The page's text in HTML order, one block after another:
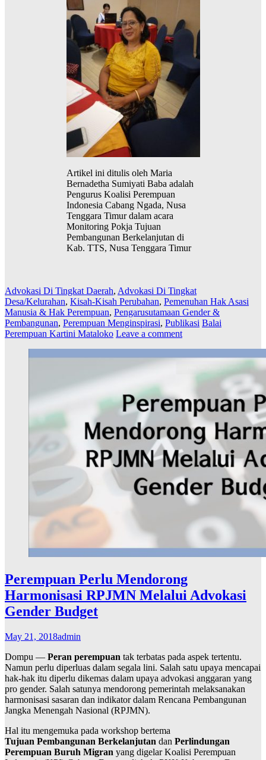
Artikel ini ditulis oleh Maria
Bernadetha Sumiyati Baba adalah
Pengurus Koalisi Perempuan
Indonesia Cabang Ngada, Nusa
Tenggara Timur dalam acara
Monitoring Pokja Tujuan
Pembangunan Berkelanjutan di
Kab. TTS, Nusa Tenggara Timur
Advokasi Di Tingkat Daerah, Advokasi Di Tingkat
Desa/Kelurahan, Kisah-Kisah Perubahan, Pemenuhan Hak Asasi
Manusia & Hak Perempuan, Pengarusutamaan Gender &
Pembangunan, Perempuan Menginspirasi, Publikasi Balai
Perempuan Kartini Mataloko Leave a comment
Perempuan Perlu Mendorong
Harmonisasi RPJMN Melalui Advokasi
Gender Budget
May 21, 2018admin
Dompu — Peran perempuan tak terbatas pada aspek tertentu.
Namun perlu diperluas dalam segala lini. Salah satu upaya mencapai
hak-hak itu diperlu dikemas dalam upaya advokasi anggaran yang
pro gender. Salah satunya mendorong pemerintah melaksanakan
harmonisasi sasaran dan indikator dalam Rencana Pembangunan
Jangka Menengah Nasional (RPJMN).
Hal itu mengemuka pada workshop bertema
Tujuan Pembangunan Berkelanjutan dan Perlindungan
Perempuan Buruh Migran yang digelar Koalisi Perempuan